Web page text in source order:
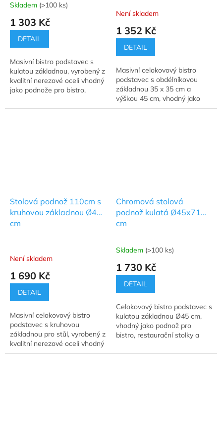
Průměrné
produktu
5,0
5
hvězdiček.
Skladem (>100 ks)
1 303 Kč
DETAIL
Masivní bistro podstavec s
kulatou základnou, vyrobený z
kvalitní nerezové oceli vhodný
jako podnože pro bistro,
stoly.
Není skladem
1 352 Kč
DETAIL
Masivní celokovový bistro
podstavec s obdélníkovou
základnou 35 x 35 cm a
výškou 45 cm, vhodný jako
podnože pro bistro,
Stolová podnož 110cm s
kruhovou základnou Ø45
cm
Není skladem
1 690 Kč
DETAIL
Masivní celokovový bistro
podstavec s kruhovou
základnou pro stůl, vyrobený z
kvalitní nerezové oceli vhodný
jako podnože pro bistro,
Chromová stolová
podnož kulatá Ø45x71
cm
Průměrné
produktu
5,0
5
hvězdiček.
Skladem (>100 ks)
1 730 Kč
DETAIL
Celokovový bistro podstavec s
kulatou základnou Ø45 cm,
vhodný jako podnož pro
bistro, restaurační stolky a